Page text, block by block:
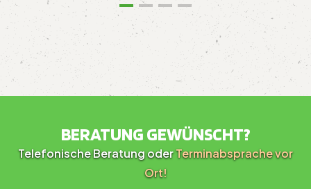
BERATUNG GEWÜNSCHT?
Telefonische Beratung oderTerminabsprache vor
Ort!